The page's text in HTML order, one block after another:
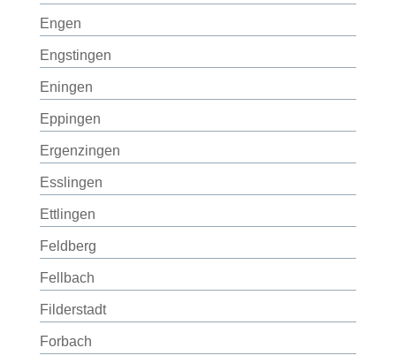
Engen
Engstingen
Eningen
Eppingen
Ergenzingen
Esslingen
Ettlingen
Feldberg
Fellbach
Filderstadt
Forbach